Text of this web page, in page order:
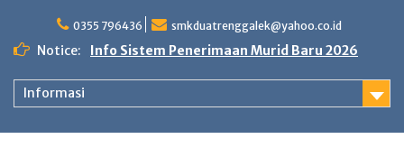
0355 796436 smkduatrenggalek@yahoo.co.id
Notice: Info Sistem Penerimaan Murid Baru 2026
Informasi